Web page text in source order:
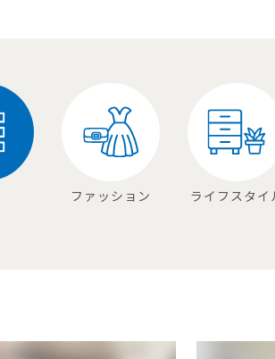
ファッション ライフスタイ